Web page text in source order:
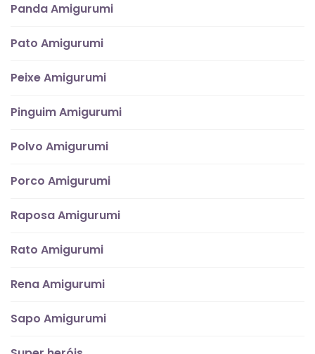
Panda Amigurumi
Pato Amigurumi
Peixe Amigurumi
Pinguim Amigurumi
Polvo Amigurumi
Porco Amigurumi
Raposa Amigurumi
Rato Amigurumi
Rena Amigurumi
Sapo Amigurumi